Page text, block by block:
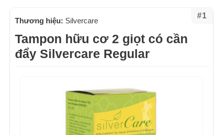
#1
Thương hiệu: Silvercare
Tampon hữu cơ 2 giọt có cần
đẩy Silvercare Regular